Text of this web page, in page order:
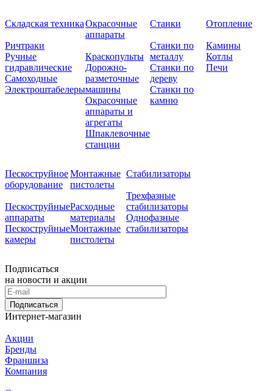
Складская техника
Ричтраки
Ручные
гидравлические
Самоходные
Электроштабелеры
Окрасочные
аппараты
Краскопульты
Дорожно-
разметочные
машины
Окрасочные
аппараты и
агрегаты
Шпаклевочные
станции
Станки
Станки по
металлу
Станки по
дереву
Станки по
камню
Отопление
Камины
Котлы
Печи
Пескоструйное
оборудование
Пескоструйные
аппараты
Пескоструйные
камеры
Монтажные
пистолеты
Расходные
материалы
Монтажные
пистолеты
Стабилизаторы
Трехфазные
стабилизаторы
Однофазные
стабилизаторы
Подписаться
на новости и акции
Подписаться
Интернет-магазин
Акции
Бренды
Франшиза
Компания